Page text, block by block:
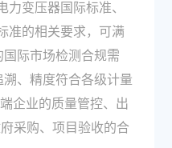
力变压器国际标准、
准的相关要求，可满
际市场检测合规需
、精度符合各级计量
企业的质量管控、出
采购、项目验收的合